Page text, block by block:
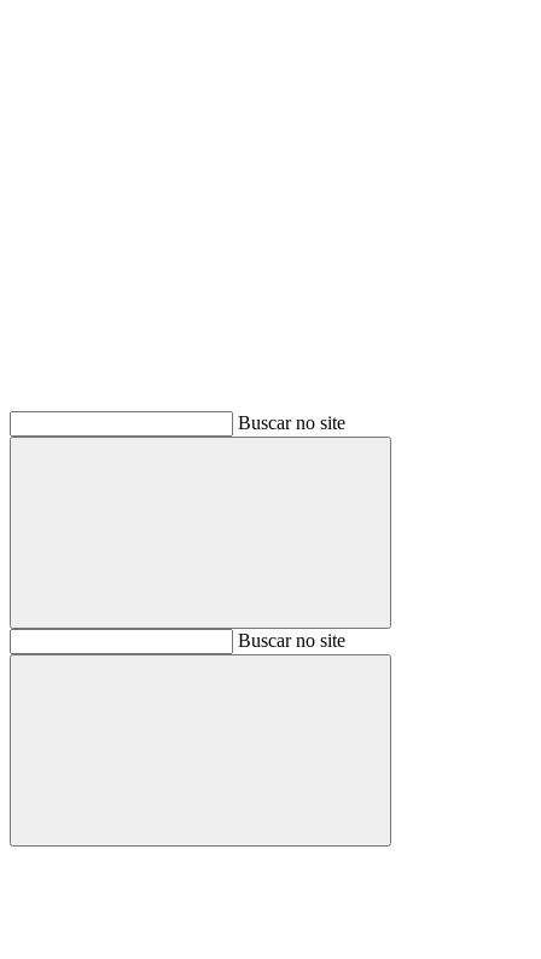
Buscar no site
BuscarBuscar no site
Buscar